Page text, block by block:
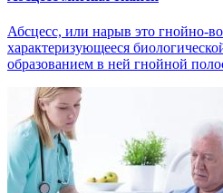
Абсцесс, или нарыв это гнойно-
характеризующееся
образованием в ней гнойной